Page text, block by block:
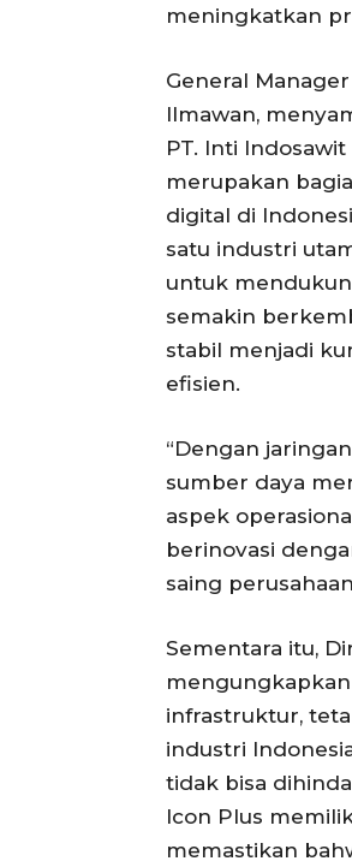
meningkatkan
General
Ilmawan,
PT. Inti
merupakan
digital di
satu industri
untuk
semakin
stabil menjadi
efisien.
“Dengan
sumber daya
aspek
berinovasi
saing
Sementara itu,
infrastruktur,
industri
tidak bisa
Icon Plus
memastikan